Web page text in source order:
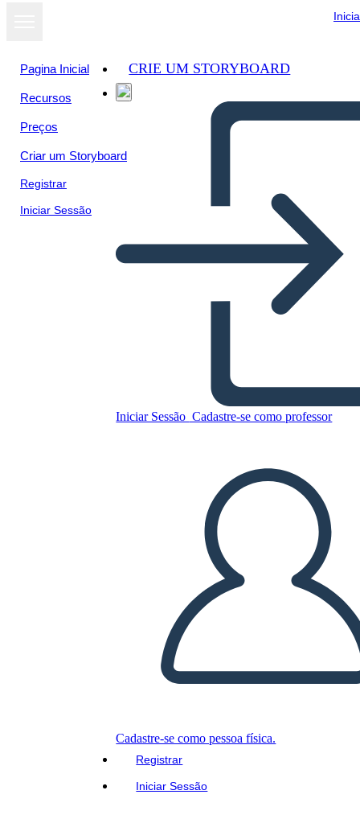
Pagina Inicial
Recursos
Preços
Criar um Storyboard
Registrar
Iniciar Sessão
CRIE UM STORYBOARD
Iniciar Sessão Cadastre-se como professor
Cadastre-se como pessoa física.
Registrar
Iniciar Sessão
Copie este storyboard
REPRODUZIR APRESENTAÇÃO DE SLIDES
LEIA PRA MIM